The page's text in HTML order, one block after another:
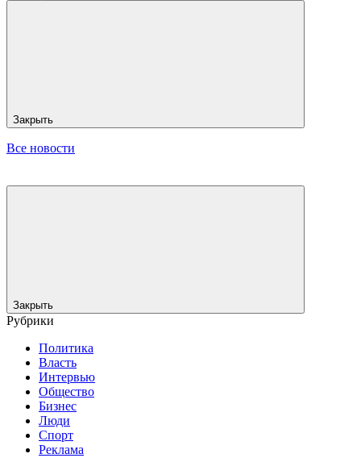
Закрыть
Все новости
Закрыть
Рубрики
Политика
Власть
Интервью
Общество
Бизнес
Люди
Спорт
Реклама